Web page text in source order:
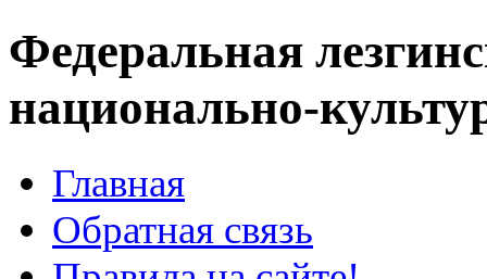
Федеральная
национально-
Главная
Обратная связь